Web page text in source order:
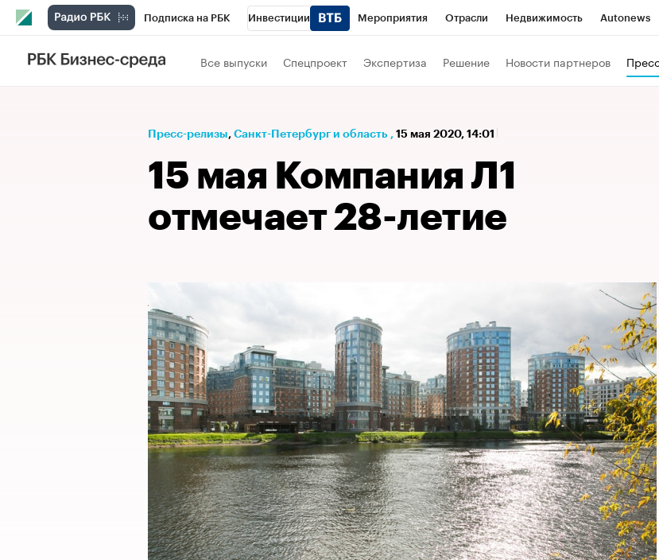
Подписка на РБК Инвестиции Мероприятия Отрасли Недвижимость Autonews
Телеканал
Спецпроекты Проверка контрагентов Экономика Бизнес
Все выпуски Спецпроект Экспертиза Решение Новости партнеров
Пресс-релизы⁠, Санкт-Петербург и область , 15 мая 2020, 14:01
15 мая Компания Л1
отмечает 28-летие